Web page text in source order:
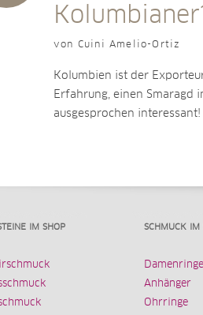
von Cuini Amelio-Ortiz
Kolumbien ist der
Erfahrung, einen Smaragd
ausgesprochen
IM SHOP SCHMUCK IM
Damenringe
Anhänger
Ohrringe